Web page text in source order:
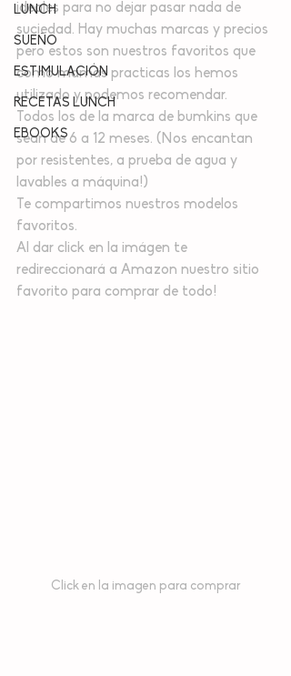
LUNCH
SUEÑO
ESTIMULACIÓN
RECETAS LUNCH
EBOOKS
ideales para no dejar pasar nada de
suciedad. Hay muchas marcas y precios
pero estos son nuestros favoritos que
como mamás practicas los hemos
utilizado y podemos recomendar.
Todos los de la marca de bumkins que
sean de 6 a 12 meses. (Nos encantan
por resistentes, a prueba de agua y
lavables a máquina!)
Te compartimos nuestros modelos
favoritos.
Al dar click en la imágen te
redireccionará a Amazon nuestro sitio
favorito para comprar de todo!
Click en la imagen para comprar